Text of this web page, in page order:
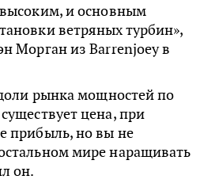
и основным
ветряных турбин»,
Морган из Barrenjoey в
рынка мощностей по
цена, при
прибыль, но вы не
мире наращивать
он.